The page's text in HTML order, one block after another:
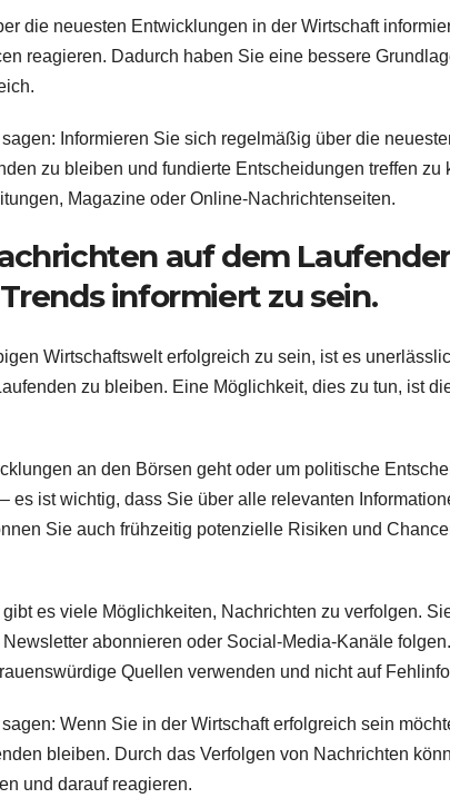
die neuesten Entwicklungen in der Wirtschaft
reagieren. Dadurch haben Sie eine bessere
Informieren Sie sich regelmäßig über die
zu bleiben und fundierte Entscheidungen treffen zu
Magazine oder Online-Nachrichtenseiten.
auf dem
informiert zu sein.
Wirtschaftswelt erfolgreich zu sein, ist es
zu bleiben. Eine Möglichkeit, dies zu tun, ist
an den Börsen geht oder um politische
es ist wichtig, dass Sie über alle relevanten
Sie auch frühzeitig potenzielle Risiken und
es viele Möglichkeiten, Nachrichten zu verfolgen.
abonnieren oder Social-Media-Kanäle
Quellen verwenden und nicht auf
Wenn Sie in der Wirtschaft erfolgreich sein
bleiben. Durch das Verfolgen von Nachrichten
und darauf reagieren.